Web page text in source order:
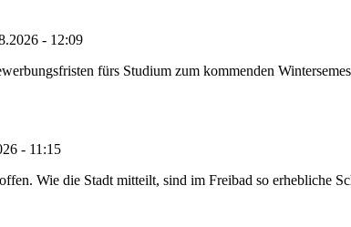
- 12:09
fürs Studium zum kommenden
- 11:15
Wie die Stadt mitteilt, sind im Freibad so erhebliche